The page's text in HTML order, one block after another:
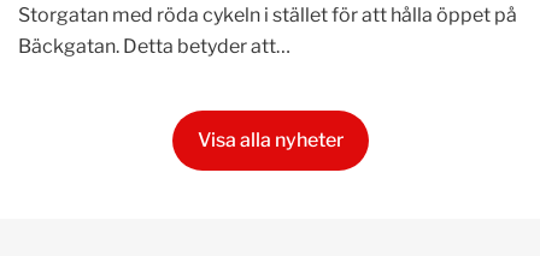
Storgatan med röda cykeln i stället för att hålla öppet på
Bäckgatan. Detta betyder att…
Visa alla nyheter